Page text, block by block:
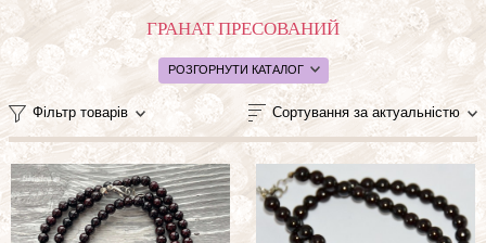
ГРАНАТ ПРЕСОВАНИЙ
РОЗГОРНУТИ КАТАЛОГ
Фільтр товарів Сортування за актуальністю